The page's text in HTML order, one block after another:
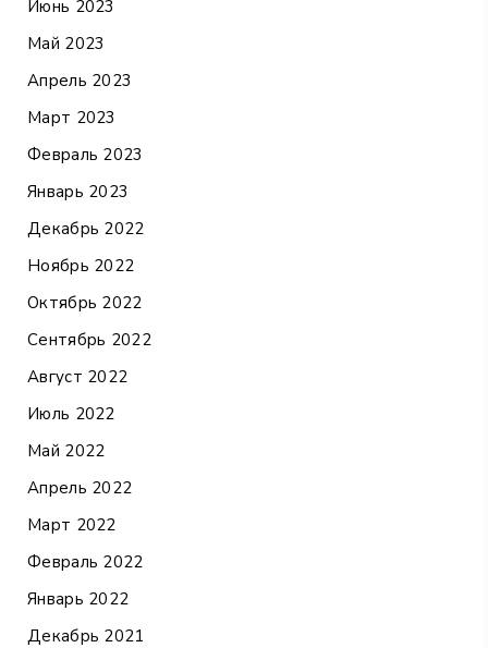
Июнь 2023
Май 2023
Апрель 2023
Март 2023
Февраль 2023
Январь 2023
Декабрь 2022
Ноябрь 2022
Октябрь 2022
Сентябрь 2022
Август 2022
Июль 2022
Май 2022
Апрель 2022
Март 2022
Февраль 2022
Январь 2022
Декабрь 2021